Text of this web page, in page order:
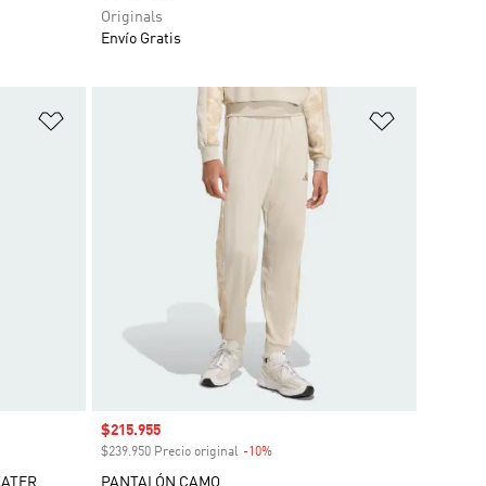
Originals
Envío Gratis
Añadir a la lista de deseos
Precio de venta
$215.955
$239.950 Precio original -10%Descuento
PANTALÓN CAMO